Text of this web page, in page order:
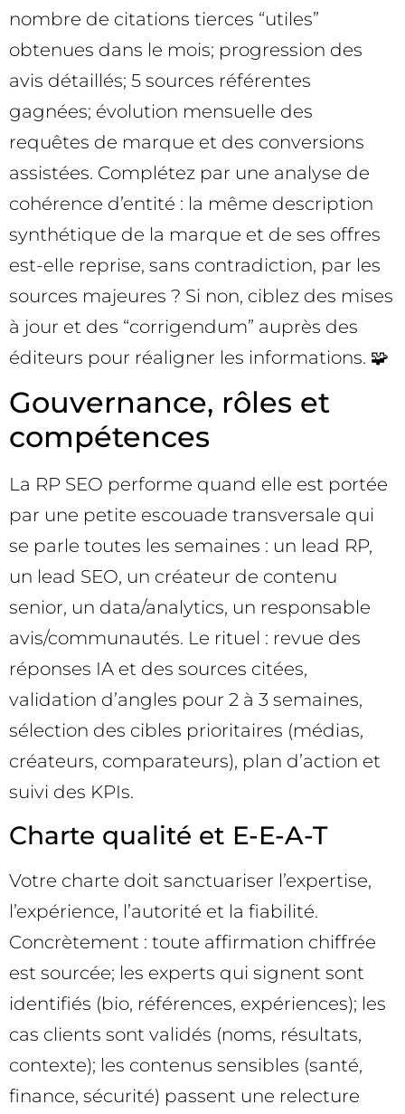
nombre de citations tierces “utiles”
obtenues dans le mois; progression des
avis détaillés; 5 sources référentes
gagnées; évolution mensuelle des
requêtes de marque et des conversions
assistées. Complétez par une analyse de
cohérence d’entité : la même description
synthétique de la marque et de ses offres
est-elle reprise, sans contradiction, par les
sources majeures ? Si non, ciblez des mises
à jour et des “corrigendum” auprès des
éditeurs pour réaligner les informations. 🧩
Gouvernance, rôles et
compétences
La RP SEO performe quand elle est portée
par une petite escouade transversale qui
se parle toutes les semaines : un lead RP,
un lead SEO, un créateur de contenu
senior, un data/analytics, un responsable
avis/communautés. Le rituel : revue des
réponses IA et des sources citées,
validation d’angles pour 2 à 3 semaines,
sélection des cibles prioritaires (médias,
créateurs, comparateurs), plan d’action et
suivi des KPIs.
Charte qualité et E-E-A-T
Votre charte doit sanctuariser l’expertise,
l’expérience, l’autorité et la fiabilité.
Concrètement : toute affirmation chiffrée
est sourcée; les experts qui signent sont
identifiés (bio, références, expériences); les
cas clients sont validés (noms, résultats,
contexte); les contenus sensibles (santé,
finance, sécurité) passent une relecture